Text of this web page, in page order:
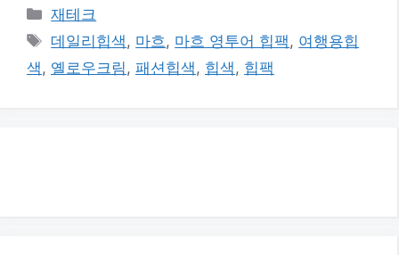
카
테
고
리
재테크
태
그
데일리힙색 , 마흐 , 마흐 영투어 힙팩 , 여행용힙
색 , 옐로우크림 , 패션힙색 , 힙색 , 힙팩